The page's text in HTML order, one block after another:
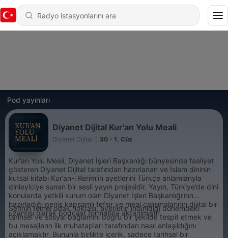
Pod yayınları
Diyanet Dijital Kur'an Yolu Meali
Diyanet Dijital 30 - 1. Cüz
Kur’an Yolu Meali, Diyanet İşleri Başkanlığı bünyesinde faaliyet
gösteren Diyanet Dijital tarafından hazırlanan ve İslam dininin
kutsal kitabı Kur’an-ı Kerim’in ayetlerini Türkçe anlamlarıyla
dinleyiciye sunan bir sesli yayın projesidir. Yayın, Türkiye’de dinî
konularda yetkili kurum olan Diyanet İşleri Başkanlığı’nın
hazırladığı geniş kapsamlı tefsir ve meal çalışmalarının dijital bir
uzantısı olarak podcast formatına aktarılmıştır.
Serinin temel odak noktası, ayetlerin indirildiği dönemdeki
tarihsel ve sosyal bağlamını doğru bir şekilde tespit etmek ve
bu mesajların ilk muhatapları tarafından nasıl anlaşıldığını
açıklamaktır. Bununla birlikte içerik, sadece tarihsel bir